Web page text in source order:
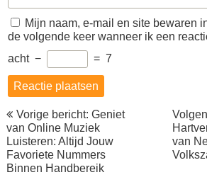
Mijn naam, e-mail en site bewaren
de volgende keer wanneer ik een
acht − = 7
Berichtnavigatie
Vorige bericht: Geniet
van Online Muziek
Luisteren: Altijd Jouw
Favoriete Nummers
Binnen Handbereik
van